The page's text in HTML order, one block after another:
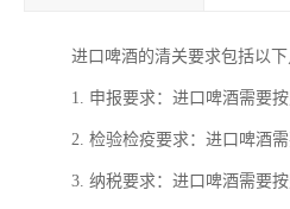
进口啤酒的清关要求包括以下
1. 申报要求：进口啤酒需要
2. 检验检疫要求：进口啤酒
3. 纳税要求：进口啤酒需要